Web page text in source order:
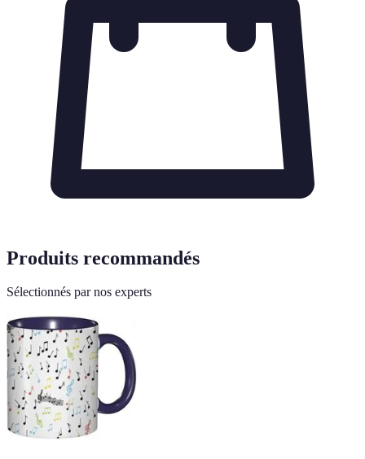
Produits recommandés
Sélectionnés par nos experts